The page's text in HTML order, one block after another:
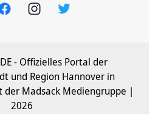
- Offizielles Portal der
und Region Hannover in
Madsack Mediengruppe |
2026